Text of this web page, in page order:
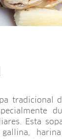
tradicional
Esta